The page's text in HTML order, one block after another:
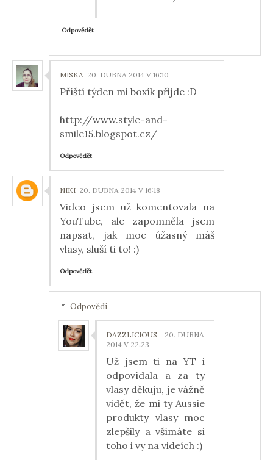
Odpovědět
MISKA 20. DUBNA 2014 V 16:10
Příští týden mi boxík přijde :D
http://www.style-and-
smile15.blogspot.cz/
Odpovědět
NIKI 20. DUBNA 2014 V 16:18
Video jsem už komentovala na
YouTube, ale zapomněla jsem
napsat, jak moc úžasný máš
vlasy, sluší ti to! :)
Odpovědět
Odpovědi
DAZZLICIOUS
20. DUBNA
2014 V 22:23
Už jsem ti na YT i
odpovídala a za ty
vlasy děkuju, je vážně
vidět, že mi ty Aussie
produkty vlasy moc
zlepšily a všímáte si
toho i vy na videích :)